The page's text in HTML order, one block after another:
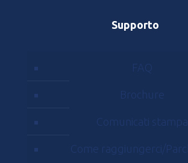
Supporto
FAQ
Brochure
Comunicati stampa
Come raggiungerci/